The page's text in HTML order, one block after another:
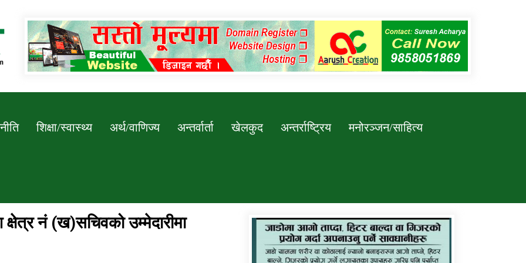
Newssarokar
शिक्षा/स्वास्थ्य अर्थ/वाणिज्य अन्तर्वार्ता खेलकुद अन्तर्राष्ट्रिय मनोरञ्जन/साहित्य
कर्णाली प्रविधि शिक्षालय जुम्लाको सुचना
नं (ख)सचिवको उम्मेदारीमा